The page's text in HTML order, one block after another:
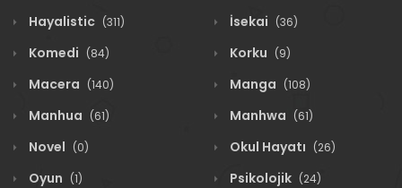
Hayalistic (311) İsekai (36)
Komedi (84) Korku (9)
Macera (140) Manga (108)
Manhua (61) Manhwa (61)
Novel (0) Okul Hayatı (26)
Oyun (1) Psikolojik (24)